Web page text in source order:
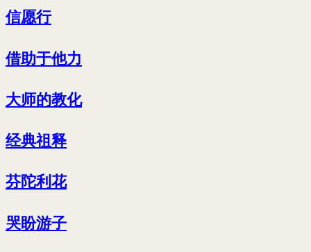
信愿行
借助于他力
大师的教化
经典祖释
芬陀利花
哭盼游子